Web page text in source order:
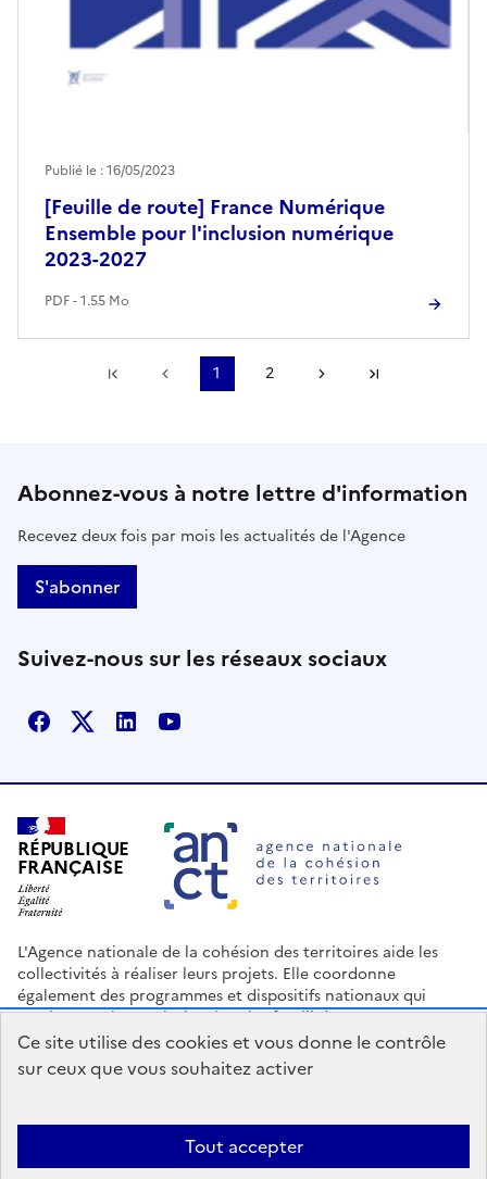
Ce site utilise des cookies et vous donne le contrôle
sur ceux que vous souhaitez activer
Tout accepter
[Feuille de route] France Numérique
Ensemble pour l'inclusion numérique
2023-2027
Publié le : 16/05/2023
PDF - 1.55 Mo
Première pagePage précédente
1 2 Page suivante
Abonnez-vous à notre lettre d'information
Recevez deux fois par mois les actualités de l'Agence
S'abonner
Suivez-nous sur les réseaux sociaux
Facebook
X LinkedinYoutube
RÉPUBLIQUE
FRANÇAISE
L'Agence nationale de la cohésion des territoires aide les
collectivités à réaliser leurs projets. Elle coordonne
également des programmes et dispositifs nationaux qui
soutiennent les territoires les plus fragilisés.
Nous contacter Espace Presse Logo ANCTOffres d'emploi
data.gouv.fr